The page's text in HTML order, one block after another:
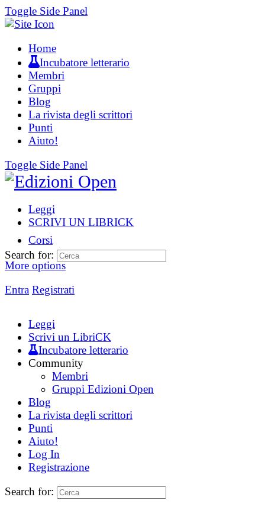
Toggle Side Panel
Home
Incubatore letterario
Membri
Gruppi
Blog
La rivista degli scrittori
Punti
Aiuto!
Toggle Side Panel
Leggi
SCRIVI UN LIBRICK
Corsi
More options
Entra Registrati
Search for:
Leggi
Scrivi un LibriCK
Incubatore letterario
Community
Membri
Gruppi Edizioni Open
Blog
La rivista degli scrittori
Punti
Aiuto!
Log In
Registrazione
Search for: